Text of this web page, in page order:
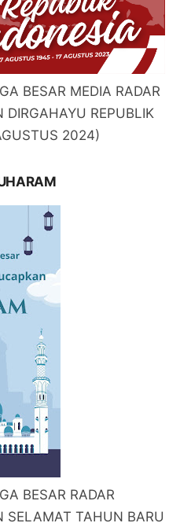
BESAR MEDIA RADAR
REPUBLIK
2024)
BESAR RADAR
SELAMAT TAHUN BARU